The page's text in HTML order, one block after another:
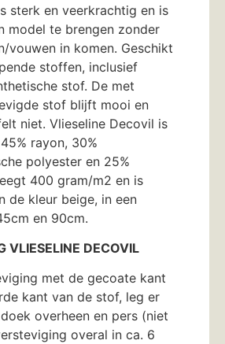
sterk en veerkrachtig en is
model te brengen zonder
vouwen in komen. Geschikt
stoffen, inclusief
stof. De met
stof blijft mooi en
niet. Vlieseline Decovil is
rayon, 30%
polyester en 25%
400 gram/m2 en is
de kleur beige, in een
en 90cm.
VLIESELINE DECOVIL
met de gecoate kant
kant van de stof, leg er
overheen en pers (niet
overal in ca. 6